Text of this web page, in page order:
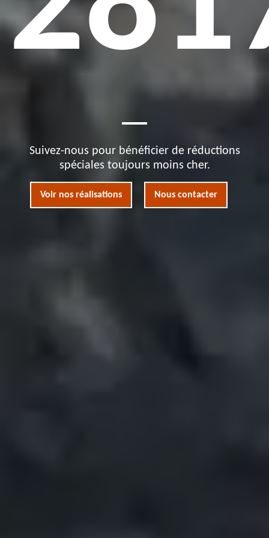
Suivez-nous pour bénéficier de réductions
spéciales toujours moins cher.
Voir nos réalisations Nous contacter